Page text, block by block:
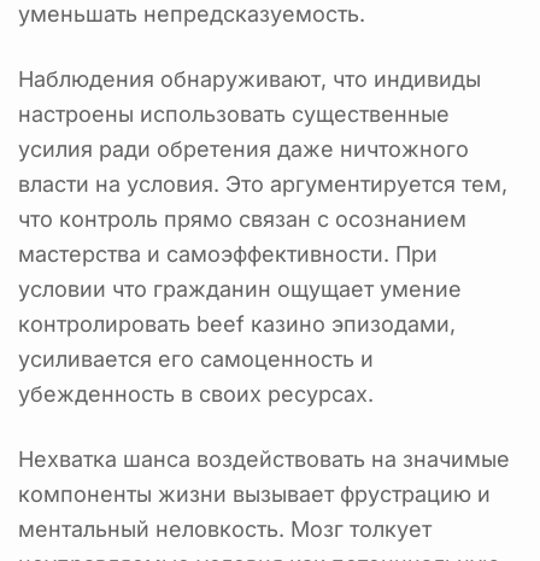
уменьшать непредсказуемость.
Наблюдения обнаруживают, что индивиды
настроены использовать существенные
усилия ради обретения даже ничтожного
власти на условия. Это аргументируется тем,
что контроль прямо связан с осознанием
мастерства и самоэффективности. При
условии что гражданин ощущает умение
контролировать beef казино эпизодами,
усиливается его самоценность и
убежденность в своих ресурсах.
Нехватка шанса воздействовать на значимые
компоненты жизни вызывает фрустрацию и
ментальный неловкость. Мозг толкует